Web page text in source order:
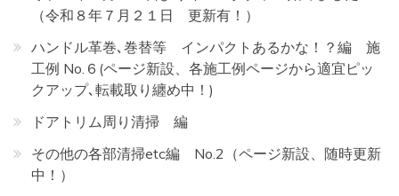
（令和８年７月２１日 更新有！）
ハンドル革巻､巻替等 インパクトあるかな！？編 施
工例 No.６(ページ新設、各施工例ページから適宜ピッ
クアップ､転載取り纏め中！)
ドアトリム周り清掃 編
その他の各部清掃etc編 No.2（ページ新設、随時更新
中！）